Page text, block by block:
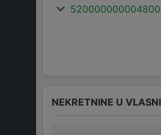
NEKRETNINE U